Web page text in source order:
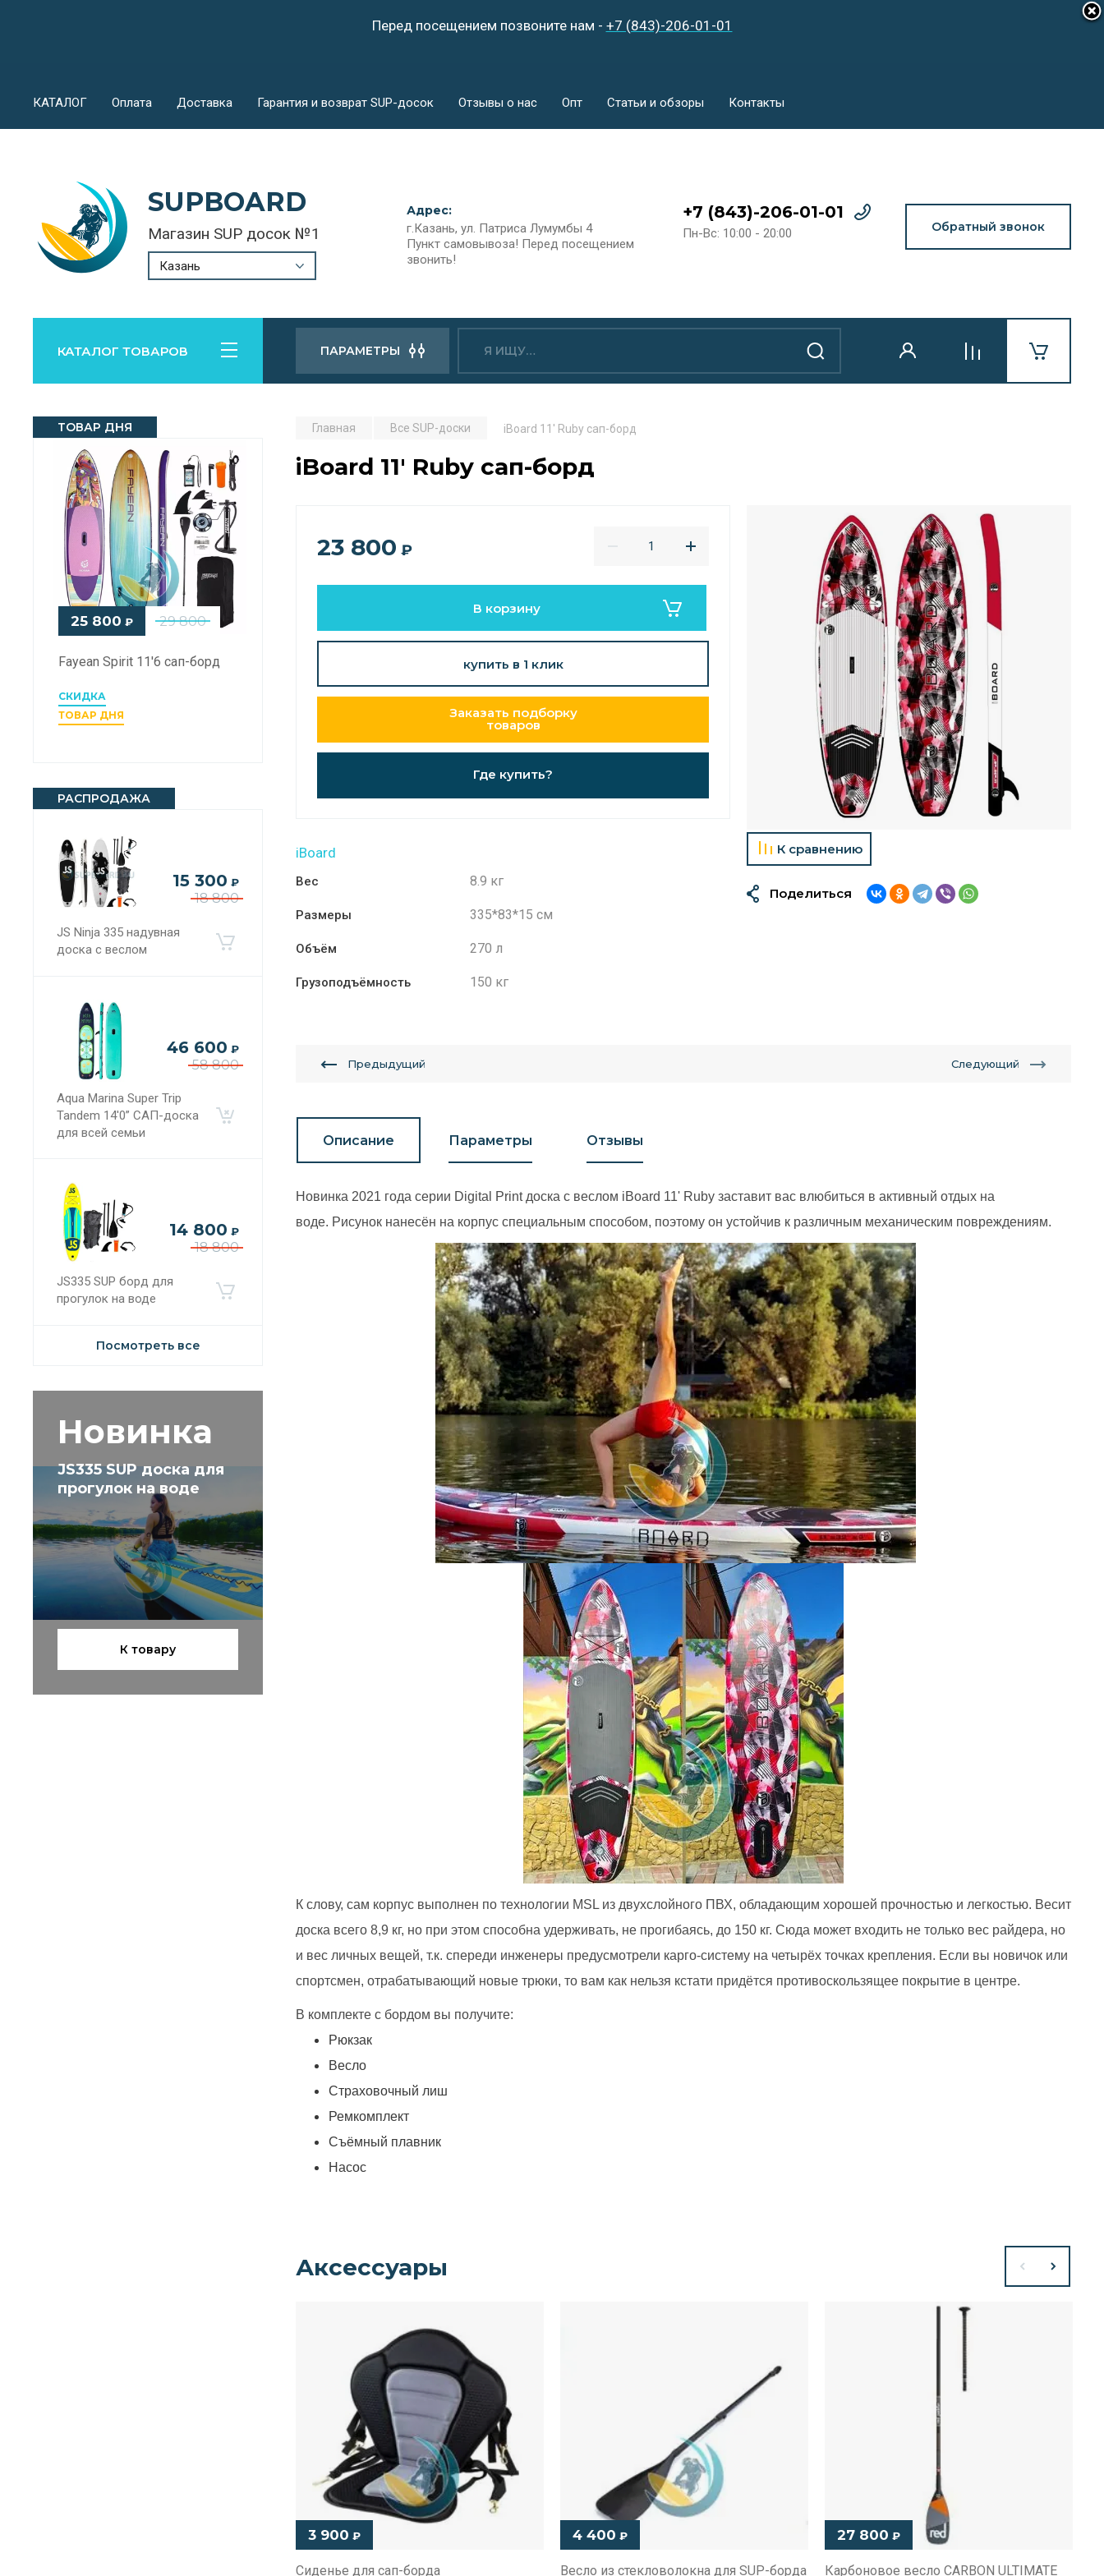
Перед посещением позвоните нам - +7 (843)-206-01-01
КАТАЛОГ Оплата Доставка Гарантия и возврат SUP-досок Отзывы о нас Опт Статьи и обзоры Контакты
SUPBOARD
Магазин SUP досок №1
Казань
Адрес:
г.Казань, ул. Патриса Лумумбы 4
Пункт самовывоза! Перед посещением
звонить!
+7 (843)-206-01-01
Пн-Вс: 10:00 - 20:00 Обратный звонок
КАТАЛОГ ТОВАРОВ ПАРАМЕТРЫ
ТОВАР ДНЯ
29 800
25 800 ₽
Fayean Spirit 11'6 сап-борд
СКИДКА
ТОВАР ДНЯ
РАСПРОДАЖА
18 800
15 300 ₽
JS Ninja 335 надувная
доска с веслом
58 800
46 600 ₽
Aqua Marina Super Trip
Tandem 14'0” САП-доска
для всей семьи
18 800
14 800 ₽
JS335 SUP борд для
прогулок на воде
Посмотреть все
Новинка
JS335 SUP доска для
прогулок на воде
К товару
Главная Все SUP-доски iBoard 11' Ruby сап-борд
iBoard 11' Ruby сап-борд
23 800 ₽
В корзину
купить в 1 клик
Заказать подборку
товаров
Где купить?
iBoard
Вес 8.9 кг
Размеры 335*83*15 см
Объём 270 л
Грузоподъёмность 150 кг
К сравнению
Поделиться
Предыдущий Следующий
Описание Параметры Отзывы
Новинка 2021 года серии Digital Print доска с веслом iBoard 11' Ruby заставит вас влюбиться в активный отдых на
воде. Рисунок нанесён на корпус специальным способом, поэтому он устойчив к различным механическим повреждениям.
К слову, сам корпус выполнен по технологии MSL из двухслойного ПВХ, обладающим хорошей прочностью и легкостью. Весит
доска всего 8,9 кг, но при этом способна удерживать, не прогибаясь, до 150 кг. Сюда может входить не только вес райдера, но
и вес личных вещей, т.к. спереди инженеры предусмотрели карго-систему на четырёх точках крепления. Если вы новичок или
спортсмен, отрабатывающий новые трюки, то вам как нельзя кстати придётся противоскользящее покрытие в центре.
В комплекте с бордом вы получите:
Рюкзак
Весло
Страховочный лиш
Ремкомплект
Съёмный плавник
Насос
Аксессуары
3 900 ₽
Сиденье для сап-борда
4 400 ₽
Весло из стекловолокна для SUP-борда
27 800 ₽
Карбоновое весло CARBON ULTIMATE